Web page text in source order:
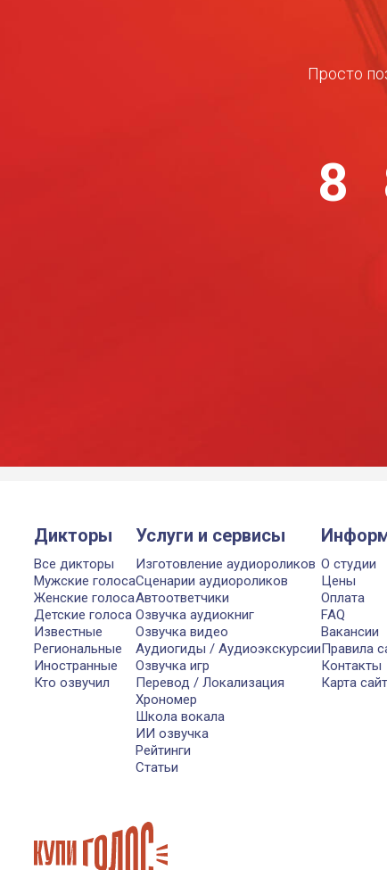
Просто
8
Дикторы
Все дикторы
Мужские голоса
Женские голоса
Детские голоса
Известные
Региональные
Иностранные
Кто озвучил
Услуги и сервисы
Изготовление аудиороликов
Сценарии аудиороликов
Автоответчики
Озвучка аудиокниг
Озвучка видео
Аудиогиды / Аудиоэкскурсии
Озвучка игр
Перевод / Локализация
Хрономер
Школа вокала
ИИ озвучка
Рейтинги
Статьи
О студии
Цены
Оплата
FAQ
Вакансии
Правила
Контакты
Карта